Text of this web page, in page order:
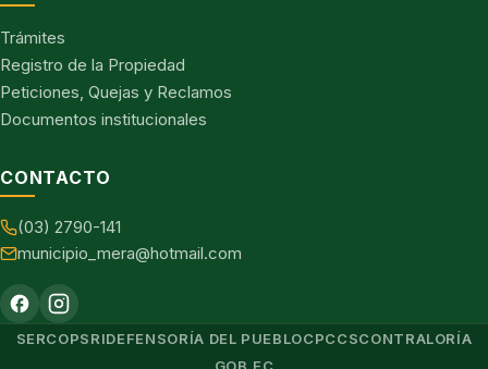
Trámites
Registro de la Propiedad
Peticiones, Quejas y Reclamos
Documentos institucionales
CONTACTO
(03) 2790-141
municipio_mera@hotmail.com
SERCOPSRIDEFENSORÍA DEL PUEBLOCPCCSCONTRALORÍA